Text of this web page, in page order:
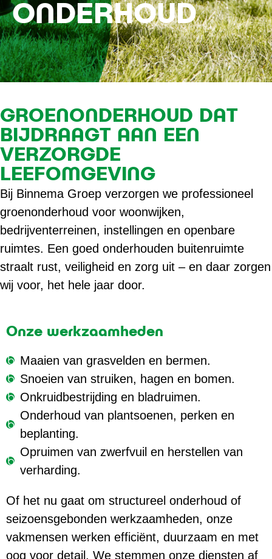
ONDERHOUD
GROENONDERHOUD DAT
BIJDRAAGT AAN EEN
VERZORGDE
LEEFOMGEVING
Bij Binnema Groep verzorgen we professioneel
groenonderhoud voor woonwijken,
bedrijventerreinen, instellingen en openbare
ruimtes. Een goed onderhouden buitenruimte
straalt rust, veiligheid en zorg uit – en daar zorgen
wij voor, het hele jaar door.
Onze werkzaamheden
Maaien van grasvelden en bermen.
Snoeien van struiken, hagen en bomen.
Onkruidbestrijding en bladruimen.
Onderhoud van plantsoenen, perken en
beplanting.
Opruimen van zwerfvuil en herstellen van
verharding.
Of het nu gaat om structureel onderhoud of
seizoensgebonden werkzaamheden, onze
vakmensen werken efficiënt, duurzaam en met
oog voor detail. We stemmen onze diensten af